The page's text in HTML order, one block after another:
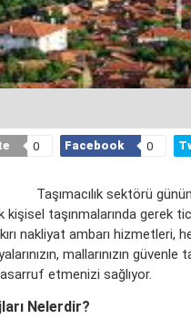
0 Facebook 0
Taşımacılık sektörü
taşınmalarında gerek
nakliyat ambarı hizmetleri,
mallarınızın
etmenizi sağlıyor.
Nelerdir?